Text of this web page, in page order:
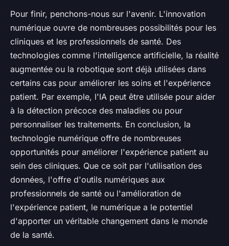
Pour finir, penchons-nous sur l'avenir. L'innovation
numérique ouvre de nombreuses possibilités pour les
cliniques et les professionnels de santé. Des
technologies comme l'intelligence artificielle, la réalité
augmentée ou la robotique sont déjà utilisées dans
certains cas pour améliorer les soins et l'expérience
patient. Par exemple, l'IA peut être utilisée pour aider
à la détection précoce des maladies ou pour
personnaliser les traitements. En conclusion, la
technologie numérique offre de nombreuses
opportunités pour améliorer l'expérience patient au
sein des cliniques. Que ce soit par l'utilisation des
données, l'offre d'outils numériques aux
professionnels de santé ou l'amélioration de
l'expérience patient, le numérique a le potentiel
d'apporter un véritable changement dans le monde
de la santé.